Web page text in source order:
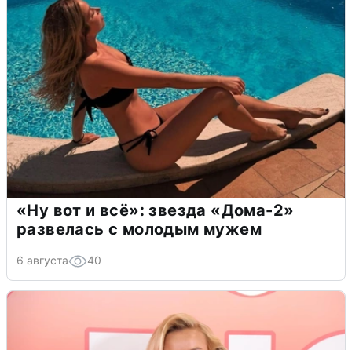
«Ну вот и всё»: звезда «Дома-2»
развелась с молодым мужем
6 августа 40